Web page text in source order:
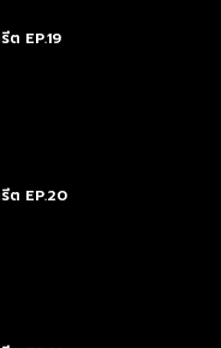
EP.19
ต EP.20